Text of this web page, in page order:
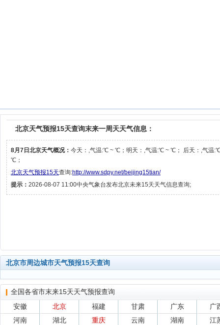
北京天气预报15天查询末来一周天天气信息：
8月7日北京天气概况： 今天：,气温:℃ ~ ℃；明天：,气温:℃ ~ ℃； 后天：,气温
℃；
北京天气预报15天查询:http://www.sdpy.net/beijing15tian/
提示： 2026-08-07 11:00中央气象台发布北京未来15天天气信息查询;
北京市周边城市天气预报15天查询
全国各省市末来15天天气预报查询
安徽
北京 福建 甘肃 广东
广
河南
湖北 重庆 云南 湖南
江